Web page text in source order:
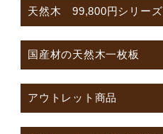
天然木 99,800円シリーズ
国産材の天然木一枚板
アウトレット商品